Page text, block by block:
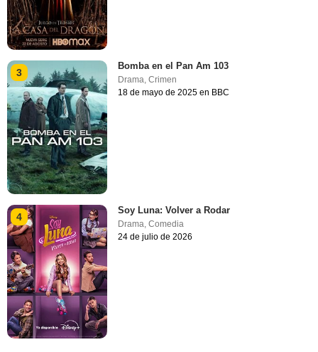
3
Bomba en el Pan Am 103
Drama ,Crimen
18 de mayo de 2025 en BBC
4
Soy Luna: Volver a Rodar
Drama,Comedia
24 de julio de 2026